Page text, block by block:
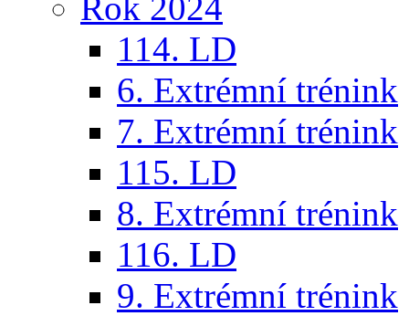
114. LD
6. Extrémní trénink
7. Extrémní trénink
115. LD
8. Extrémní trénink
116. LD
9. Extrémní trénink